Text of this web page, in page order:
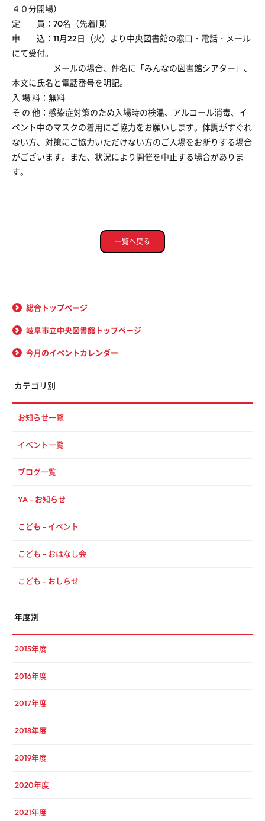
４０分開場）
定 員：70名（先着順）
申 込：11月22日（火）より中央図書館の窓口・電話・メール
にて受付。
メールの場合、件名に「みんなの図書館シアター」、
本文に氏名と電話番号を明記。
入 場 料：無料
そ の 他：感染症対策のため入場時の検温、アルコール消毒、イ
ベント中のマスクの着用にご協力をお願いします。体調がすぐれ
ない方、対策にご協力いただけない方のご入場をお断りする場合
がございます。また、状況により開催を中止する場合がありま
す。
一覧へ戻る
総合トップページ
岐阜市立中央図書館トップページ
今月のイベントカレンダー
カテゴリ別
お知らせ一覧
イベント一覧
ブログ一覧
YA - お知らせ
こども - イベント
こども - おはなし会
こども - おしらせ
年度別
2015年度
2016年度
2017年度
2018年度
2019年度
2020年度
2021年度